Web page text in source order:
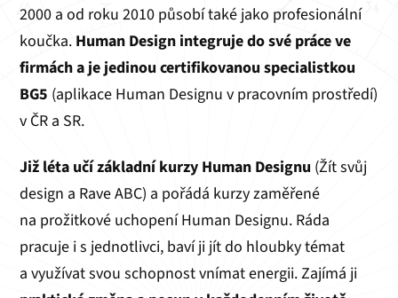
2000 a od roku 2010 působí také jako profesionální
koučka. Human Design integruje do své práce ve
firmách a je jedinou certifikovanou specialistkou
BG5 (aplikace Human Designu v pracovním prostředí)
v ČR a SR.
Již léta učí základní kurzy Human Designu (Žít svůj
design a Rave ABC) a pořádá kurzy zaměřené
na prožitkové uchopení Human Designu. Ráda
pracuje i s jednotlivci, baví ji jít do hloubky témat
a využívat svou schopnost vnímat energii. Zajímá ji